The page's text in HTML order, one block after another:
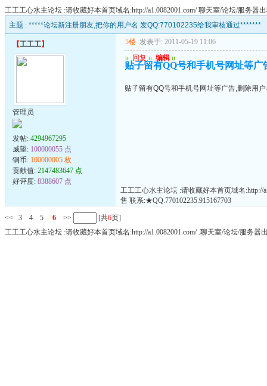
工工工心水主论坛 :请收藏好本首页域名:http://a1.0082001.com/ 聊天室/论坛/服务
主题 : *****论坛新注册朋友,把你的用户名 发QQ:770102235给我审核通过*******
【工工工】
管理员
发帖: 4294967295
威望: 100000055 点
铜币: 100000005 枚
贡献值: 2147483647 点
好评度: 8388607 点
5楼 发表于: 2011-05-19 11:06
u 回复 u 编辑 u
贴子留有QQ号和手机号网址等广
贴子留有QQ号和手机号网址等广告,删除用
工工工心水主论坛 :请收藏好本首页域名
售 联系:★QQ.770102235.915167703
<< 3 4 5 6 >> [共6页]
工工工心水主论坛 :请收藏好本首页域名:http://a1.0082001.com/ .聊天室/论坛/服务